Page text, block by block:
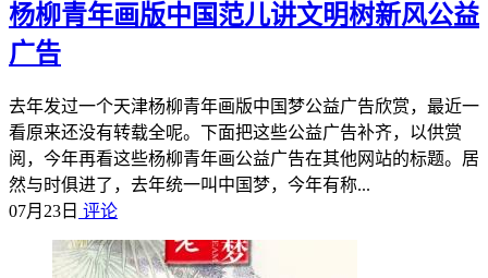
杨柳青年画版中国范儿讲文明树新风公益
广告
去年发过一个天津杨柳青年画版中国梦公益广告欣赏，最近一
看原来还没有转载全呢。下面把这些公益广告补齐，以供赏
阅，今年再看这些杨柳青年画公益广告在其他网站的标题。居
然与时俱进了，去年统一叫中国梦，今年有称...
07月23日 评论